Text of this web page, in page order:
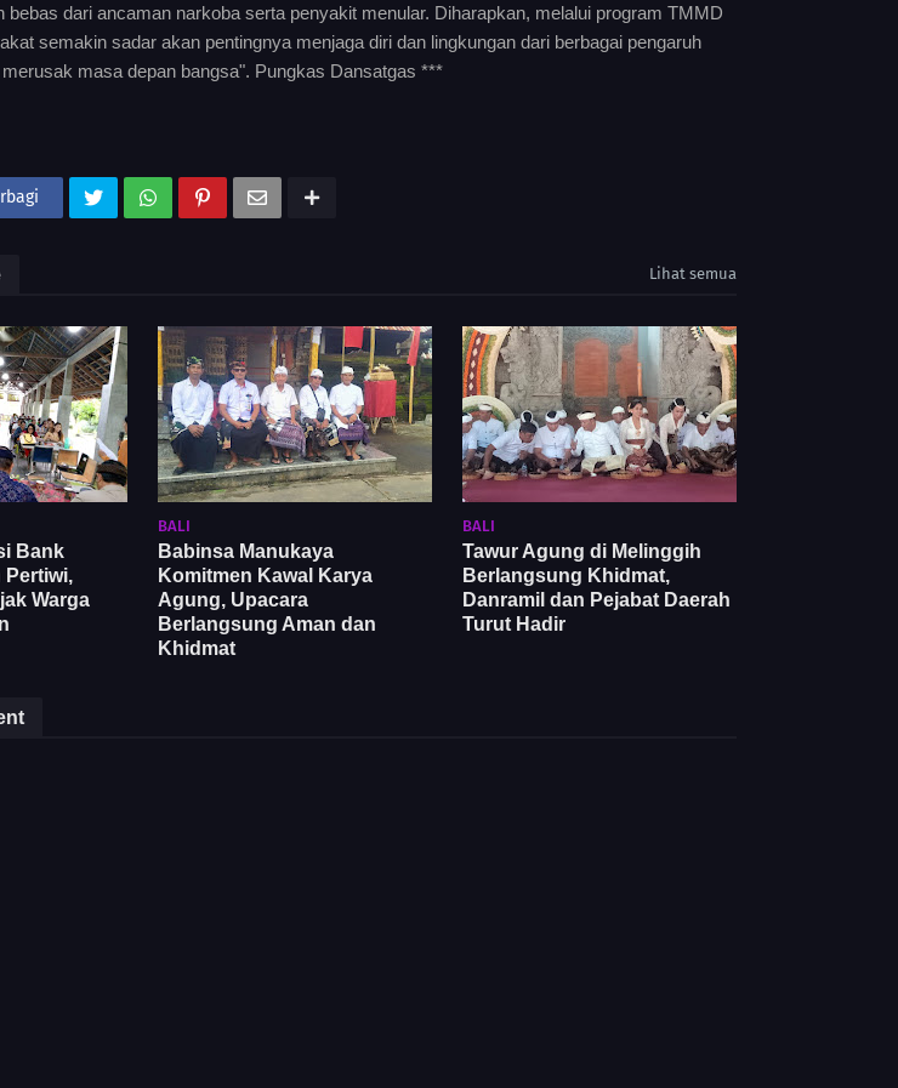
bebas dari ancaman narkoba serta penyakit menular. Diharapkan, melalui program TMMD
semakin sadar akan pentingnya menjaga diri dan lingkungan dari berbagai pengaruh
masa depan bangsa". Pungkas Dansatgas ***
Lihat semua
Bank
Pertiwi,
Warga
BALI
Babinsa Manukaya
Komitmen Kawal Karya
Agung, Upacara
Berlangsung Aman dan
Khidmat
BALI
Tawur Agung di Melinggih
Berlangsung Khidmat,
Danramil dan Pejabat Daerah
Turut Hadir